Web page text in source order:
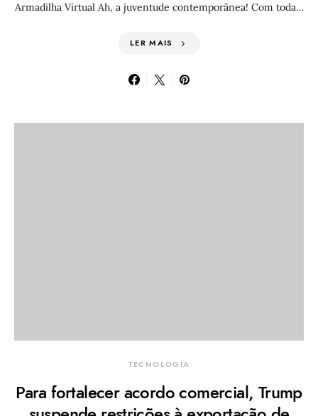
Armadilha Virtual Ah, a juventude contemporânea! Com toda…
LER MAIS
TECNOLOGIA
Para fortalecer acordo comercial, Trump